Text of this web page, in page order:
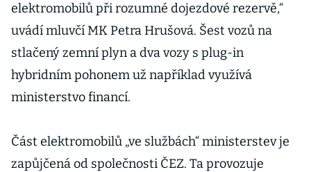
elektromobilů při rozumné dojezdové rezervě,“
uvádí mluvčí MK Petra Hrušová. Šest vozů na
stlačený zemní plyn a dva vozy s plug-in
hybridním pohonem už například využívá
ministerstvo financí.
Část elektromobilů „ve službách“ ministerstev je
zapůjčená od společnosti ČEZ. Ta provozuje